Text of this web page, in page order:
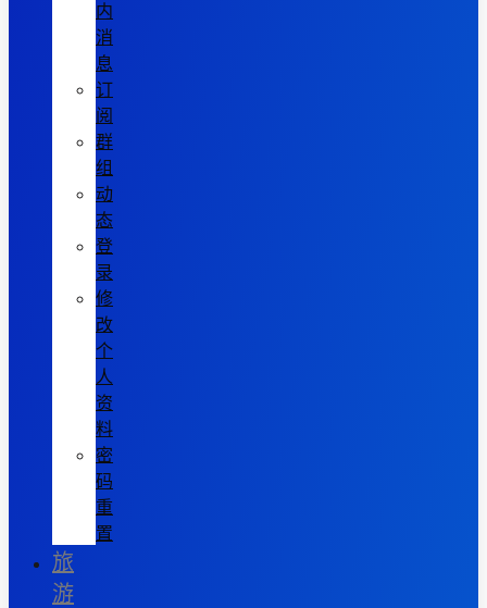
内
消
息
订
阅
群
组
动
态
登
录
修
改
个
人
资
料
密
码
重
置
旅
游